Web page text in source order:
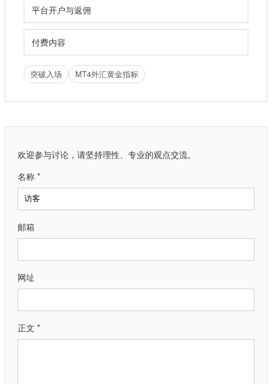
平台开户与返佣
付费内容
突破入场 MT4外汇黄金指标
欢迎参与讨论，请坚持理性、专业的观点交流。
名称 *
邮箱
网址
正文 *